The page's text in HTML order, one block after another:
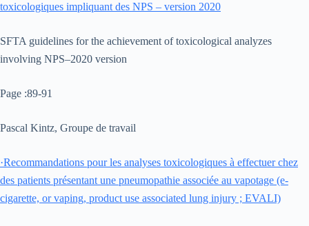
toxicologiques impliquant des NPS – version 2020
SFTA guidelines for the achievement of toxicological analyzes
involving NPS–2020 version
Page :89-91
Pascal Kintz, Groupe de travail
·Recommandations pour les analyses toxicologiques à effectuer chez
des patients présentant une pneumopathie associée au vapotage (e-
cigarette, or vaping, product use associated lung injury ; EVALI)